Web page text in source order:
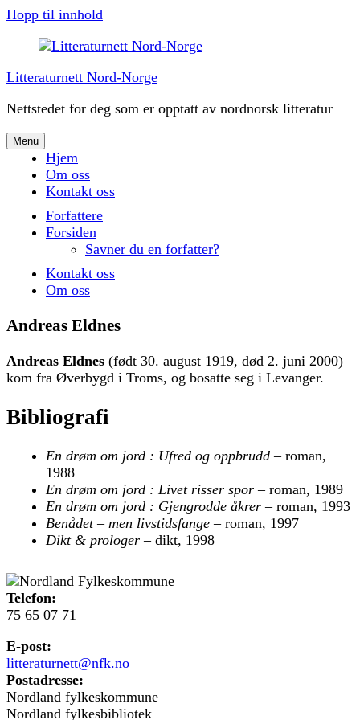
Hopp til innhold
Litteraturnett Nord-Norge
Nettstedet for deg som er opptatt av nordnorsk litteratur
Menu
Hjem
Om oss
Kontakt oss
Forfattere
Forsiden
Savner du en forfatter?
Kontakt oss
Om oss
Andreas Eldnes
Andreas Eldnes (født 30. august 1919, død 2. juni 2000)
kom fra Øverbygd i Troms, og bosatte seg i Levanger.
Bibliografi
En drøm om jord : Ufred og oppbrudd – roman,
1988
En drøm om jord : Livet risser spor – roman, 1989
En drøm om jord : Gjengrodde åkrer – roman, 1993
Benådet – men livstidsfange – roman, 1997
Dikt & prologer – dikt, 1998
Telefon:
75 65 07 71
E-post:
litteraturnett@nfk.no
Postadresse:
Nordland fylkeskommune
Nordland fylkesbibliotek